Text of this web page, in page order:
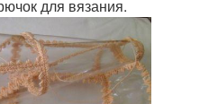
для вязания.